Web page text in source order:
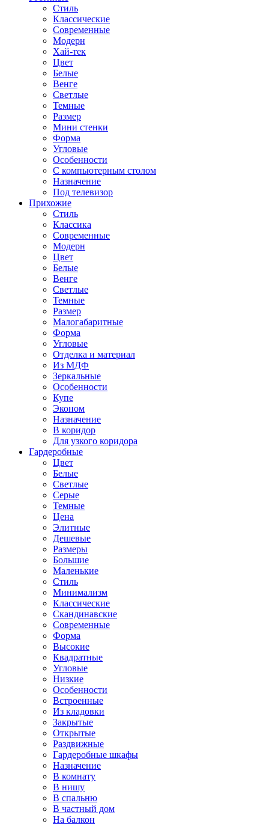
Стиль
Классические
Современные
Модерн
Хай-тек
Цвет
Белые
Венге
Светлые
Темные
Размер
Мини стенки
Форма
Угловые
Особенности
С компьютерным столом
Назначение
Под телевизор
Прихожие
Стиль
Классика
Современные
Модерн
Цвет
Белые
Венге
Светлые
Темные
Размер
Малогабаритные
Форма
Угловые
Отделка и материал
Из МДФ
Зеркальные
Особенности
Купе
Эконом
Назначение
В коридор
Для узкого коридора
Гардеробные
Цвет
Белые
Светлые
Серые
Темные
Цена
Элитные
Дешевые
Размеры
Большие
Маленькие
Стиль
Минимализм
Классические
Скандинавские
Современные
Форма
Высокие
Квадратные
Угловые
Низкие
Особенности
Встроенные
Из кладовки
Закрытые
Открытые
Раздвижные
Гардеробные шкафы
Назначение
В комнату
В нишу
В спальню
В частный дом
На балкон